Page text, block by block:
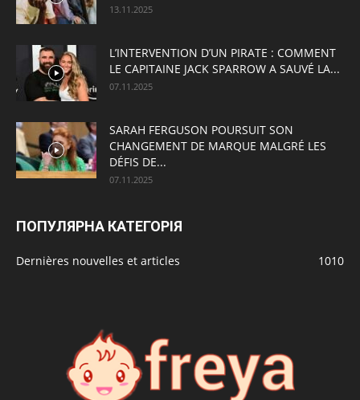
13.11.2025
L’INTERVENTION D’UN PIRATE : COMMENT
LE CAPITAINE JACK SPARROW A SAUVÉ LA...
07.11.2025
SARAH FERGUSON POURSUIT SON
CHANGEMENT DE MARQUE MALGRÉ LES
DÉFIS DE...
07.11.2025
ПОПУЛЯРНА КАТЕГОРІЯ
Dernières nouvelles et articles 1010